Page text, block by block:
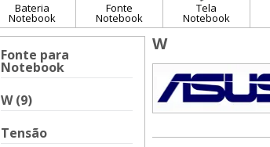
Bateria
Notebook
Fonte
Notebook
Tela
Notebook
Fonte para
Notebook
W (9)
Tensão
W